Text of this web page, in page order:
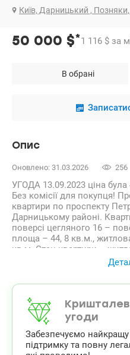
Київ, Дарницький ,
50 000 $*1 116 $ за м
В обрані
Опис
Оновлено: 31.03.2026 256
УГОДА 13.09.2023 ціна була
Без комісії для покупця!
квартири по проспекту
Дарницькому районі.
поверсі цегляного 16 –
площа – 44, 8 кв.м.,
кв.м. Стан квартири –
Встановлені лічильники
Будинок цегляний, 2001
двір, в’їзд через
Через дорогу є парковка
парадному встановлені
працюють 2 ліфти. Поруч з
маленьких магазинів,
Відразу через дорогу
угоди
Забезпечуємо
підтримку та повну